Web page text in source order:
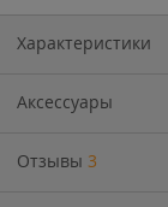
Характеристики
Аксессуары
Отзывы 3